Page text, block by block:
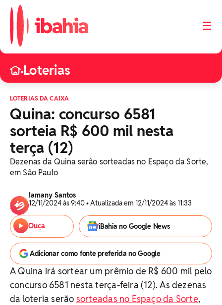
☰
•Loterias
LOTERIAS DA CAIXA
Quina: concurso 6581
sorteia R$ 600 mil nesta
terça (12)
Dezenas da Quina serão sorteadas no Espaço da Sorte,
em São Paulo
Iamany Santos
12/11/2024 às 9:40 • Atualizada em 12/11/2024 às 11:33
Ouça iBahia no Google News
Adicionar como fonte preferida no Google
A Quina irá sortear um prêmio de R$ 600 mil pelo
concurso 6581 nesta terça-feira (12). As dezenas
da loteria serão sorteadas no Espaço da Sorte,